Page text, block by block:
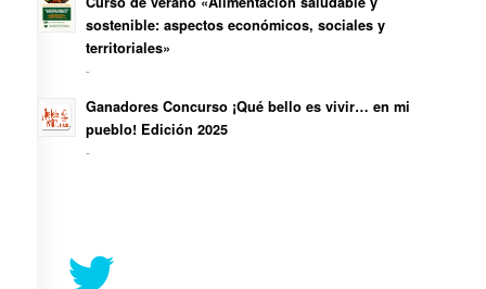
sostenible: aspectos económicos, sociales y
territoriales»
-
Ganadores Concurso ¡Qué bello es vivir… en mi
pueblo! Edición 2025
-